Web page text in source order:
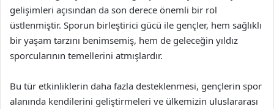
gelişimleri açısından da son derece önemli bir rol
üstlenmiştir. Sporun birleştirici gücü ile gençler, hem sağlıklı
bir yaşam tarzını benimsemiş, hem de geleceğin yıldız
sporcularının temellerini atmışlardır.
Bu tür etkinliklerin daha fazla desteklenmesi, gençlerin spor
alanında kendilerini geliştirmeleri ve ülkemizin uluslararası